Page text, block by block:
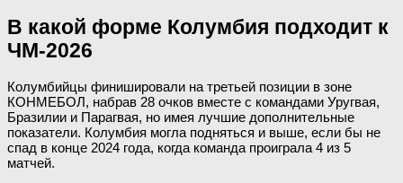
В какой форме Колумбия подходит к
ЧМ-2026
Колумбийцы финишировали на третьей позиции в зоне
КОНМЕБОЛ, набрав 28 очков вместе с командами Уругвая,
Бразилии и Парагвая, но имея лучшие дополнительные
показатели. Колумбия могла подняться и выше, если бы не
спад в конце 2024 года, когда команда проиграла 4 из 5
матчей.